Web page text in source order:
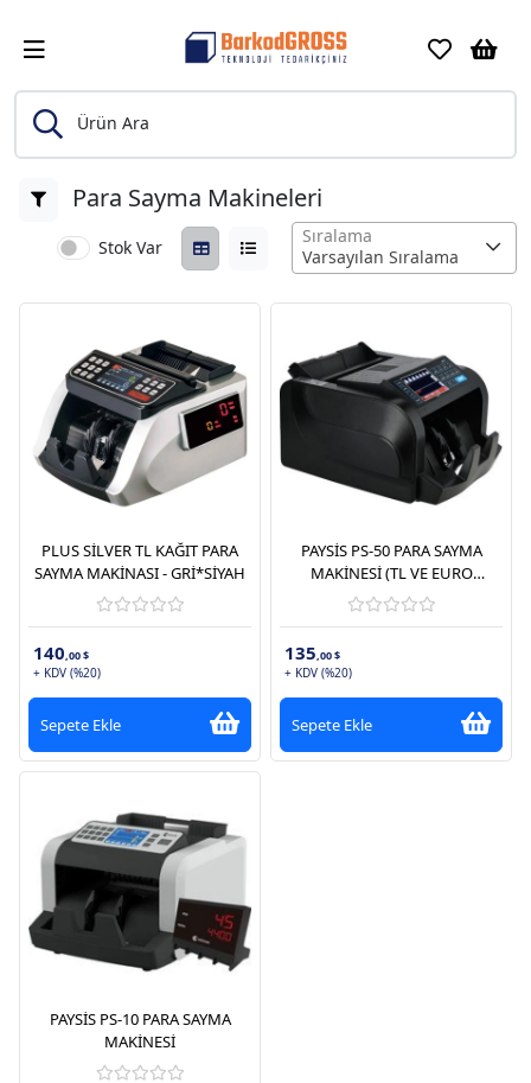
Ürün Ara
Para Sayma Makineleri
Stok Var
Sıralama
Varsayılan Sıralama
PLUS SİLVER TL KAĞIT PARA
SAYMA MAKİNASI - GRİ*SİYAH
140,00 $
+ KDV (%20)
Sepete Ekle
PAYSİS PS-50 PARA SAYMA
MAKİNESİ (TL VE EURO
KARIŞIK, DOLAR ADET SAYIM)
135,00 $
+ KDV (%20)
Sepete Ekle
PAYSİS PS-10 PARA SAYMA
MAKİNESİ